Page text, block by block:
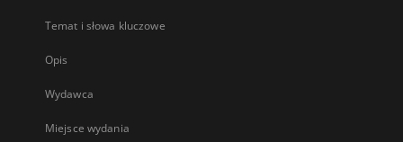
Temat i słowa kluczowe
Opis
Wydawca
Miejsce wydania